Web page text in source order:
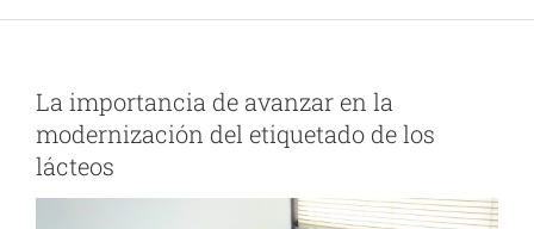
La importancia de avanzar en la
modernización del etiquetado de los
lácteos